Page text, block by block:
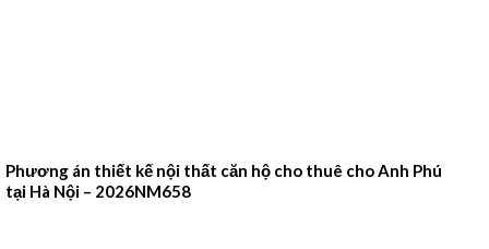
Phương án thiết kế nội thất căn hộ cho thuê cho Anh Phú
tại Hà Nội – 2026NM658